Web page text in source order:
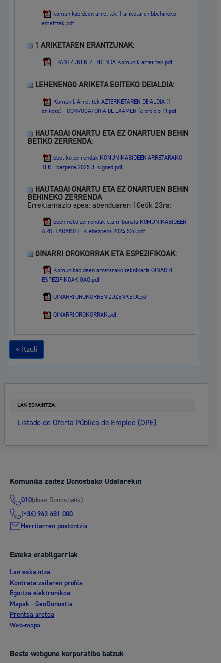
komunikabideen arret tek 1 ariketaren bbehineko
emaitzak.pdf
1 ARIKETAREN ERANTZUNAK:
ERANTZUNEN ZERRENDA Komunik arret tek.pdf
LEHENENGO ARIKETA EGITEKO DEIALDIA:
Komunik Arret tek AZTERKETAREN DEIALDIA (1
ariketa) - CONVOCATORIA DE EXAMEN (ejercicio 1).pdf
HAUTAGAI ONARTU ETA EZ ONARTUEN BEHIN
BETIKO ZERRENDA:
bbetiko zerrendak KOMUNIKABIDEEN ARRETARAKO
TEK Ebazpena 2025 3_signed.pdf
HAUTAGAI ONARTU ETA EZ ONARTUEN BEHIN
BEHINEKO ZERRENDA
Erreklamazio epea: abenduaren 10etik 23ra:
bbehineko zerrendak eta tribunala KOMUNIKABIDEEN
ARRETARAKO TEK ebazpena 2024 526.pdf
OINARRI OROKORRAK ETA ESPEZIFIKOAK:
Komunikabideen arretarako teknikaria OINARRI
ESPEZIFIKOAK GAO.pdf
OINARRI OROKORREN ZUZENKETA.pdf
OINARRI OROKORRAK.pdf
« Itzuli
LAN ESKAINTZA:
Listado de Oferta Pública de Empleo (OPE)
Komunika zaitez Donostiako Udalarekin
010(doan Donostiatik)
(+34) 943 481 000
Herritarren postontzia
Esteka erabilgarriak
Lan eskaintza
Kontratatzailaren profila
Egoitza elektronikoa
Mapak - GeoDonostia
Prentsa aretoa
Web-mapa
Beste webgune korporatibo batzuk